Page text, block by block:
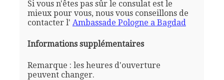
Si vous n'êtes pas sûr le consulat est le
mieux pour vous, nous vous conseillons de
contacter l' Ambassade Pologne a Bagdad
Informations supplémentaires
Remarque : les heures d'ouverture
peuvent changer.